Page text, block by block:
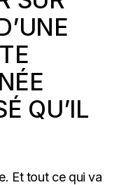
QU’IL
Et tout ce qui va